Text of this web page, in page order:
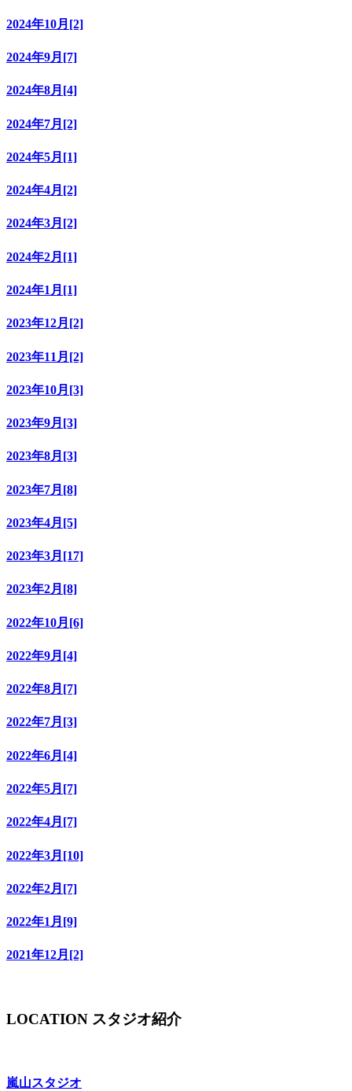
2024年10月[2]
2024年9月[7]
2024年8月[4]
2024年7月[2]
2024年5月[1]
2024年4月[2]
2024年3月[2]
2024年2月[1]
2024年1月[1]
2023年12月[2]
2023年11月[2]
2023年10月[3]
2023年9月[3]
2023年8月[3]
2023年7月[8]
2023年4月[5]
2023年3月[17]
2023年2月[8]
2022年10月[6]
2022年9月[4]
2022年8月[7]
2022年7月[3]
2022年6月[4]
2022年5月[7]
2022年4月[7]
2022年3月[10]
2022年2月[7]
2022年1月[9]
2021年12月[2]
LOCATION スタジオ紹介
嵐山スタジオ